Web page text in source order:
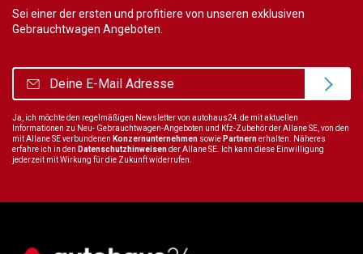
Sei einer der ersten und profitiere von unseren exklusiven
Gebrauchtwagen Angeboten.
Ja, ich möchte den regelmäßigen Newsletter von autohaus24.de mit aktuellen
Informationen zu Neu- Gebrauchtwagen-Angeboten und Kfz-Zubehör der Allane SE, von den
mit Allane SE verbundenen Konzernunternehmen sowie Partnernerhalten. Näheres
erfahre ich in den Datenschutzhinweisender Allane SE. Ich kann diese Einwilligung
jederzeit mit Wirkung für die Zukunft widerrufen.